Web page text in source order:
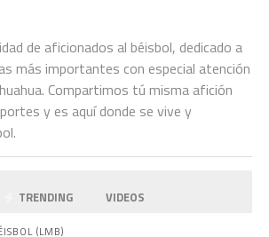
de aficionados al béisbol, dedicado a
más importantes con especial atención
Compartimos tú misma afición
y es aquí donde se vive y
TRENDING VIDEOS
(LMB)